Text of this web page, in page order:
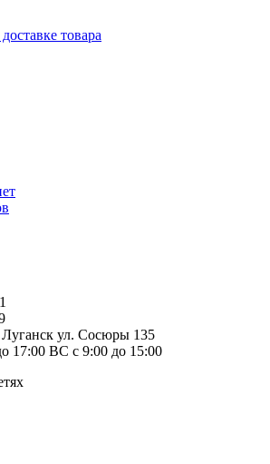
товара
ул. Сосюры 135
17:00 ВС с 9:00 до 15:00